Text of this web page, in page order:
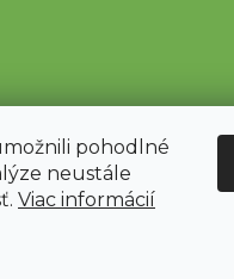
pohodlné
neustále
Viac informácií